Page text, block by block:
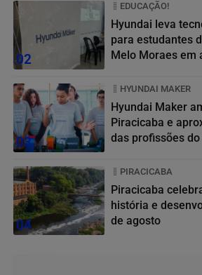
02
EDUCAÇÃO!
Hyundai leva
para estudantes
Melo Moraes em
03
HYUNDAI MAKER
Hyundai Maker
Piracicaba e aproxima estudantes
das profissões
04
PIRACICABA
Piracicaba
história e
de agosto